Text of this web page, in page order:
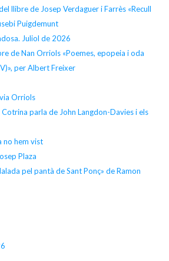
del llibre de Josep Verdaguer i Farrès «Recull
Puigdemunt
Juliol de 2026
de Nan Orriols «Poemes, epopeia i oda
per Albert Freixer
Orriols
Cotrina parla de John Langdon-Davies i els
no hem vist
Plaza
pel pantà de Sant Ponç» de Ramon